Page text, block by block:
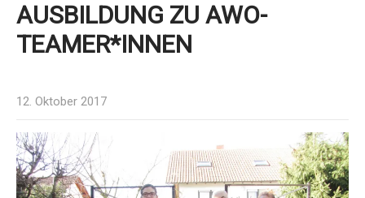
AUSBILDUNG ZU AWO-
TEAMER*INNEN
12. Oktober 2017